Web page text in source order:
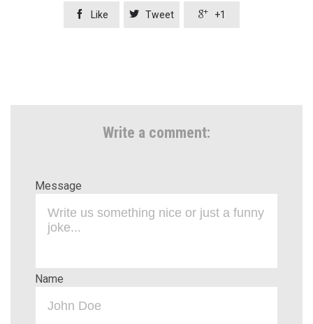
 Like  Tweet  +1
Write a comment:
Message
Name